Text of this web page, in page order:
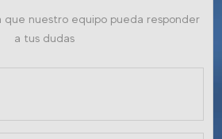
que nuestro equipo pueda responder
a tus dudas